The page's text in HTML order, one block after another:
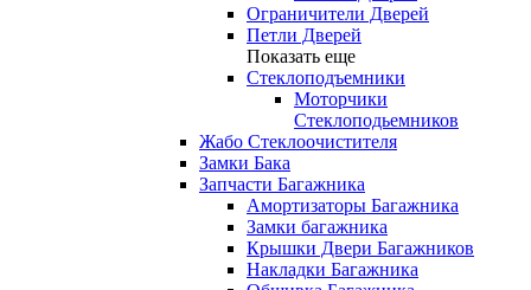
Ограничители Дверей
Петли Дверей
Показать еще
Стеклоподъемники
Моторчики
Стеклоподьемников
Жабо Стеклоочистителя
Замки Бака
Запчасти Багажника
Амортизаторы Багажника
Замки багажника
Крышки Двери Багажников
Накладки Багажника